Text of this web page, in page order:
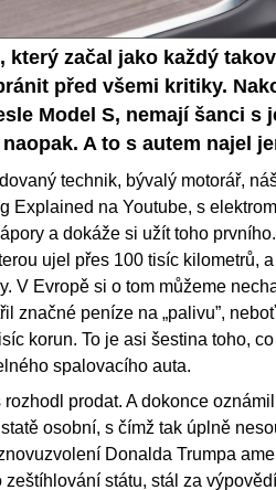
který začal jako každý
před všemi kritiky.
Model S, nemají šanci
A to s autem najel
technik, bývalý motorář,
Explained na Youtube, s
a dokáže si užít toho
ujel přes 100 tisíc kilometrů,
V Evropě si o tom můžeme
značné peníze na „palivu”,
korun. To je asi šestina toho,
spalovacího auta.
rozhodl prodat. A dokonce
osobní, s čímž tak úplně
Donalda Trumpa
zeštíhlování státu, stál za